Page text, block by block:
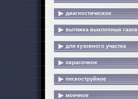
диагностическое
вытяжка выхлопных газов
для кузовного участка
окрасочное
пескоструйное
моечное